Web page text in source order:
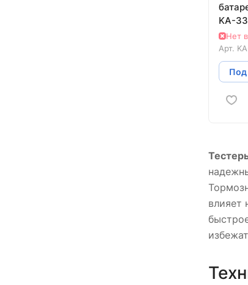
KA-
Нет
Арт.
Под
влияет